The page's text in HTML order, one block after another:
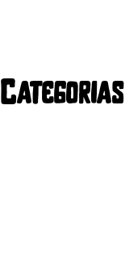
Categorias